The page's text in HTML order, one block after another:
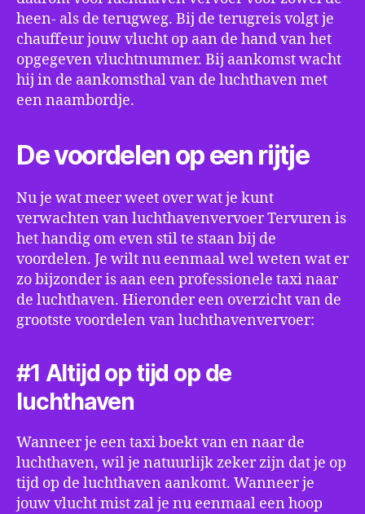
heen- als de terugweg. Bij de terugreis volgt je
chauffeur jouw vlucht op aan de hand van het
opgegeven vluchtnummer. Bij aankomst wacht
hij in de aankomsthal van de luchthaven met
een naambordje.
De voordelen op een rijtje
Nu je wat meer weet over wat je kunt
verwachten van luchthavenvervoer Tervuren is
het handig om even stil te staan bij de
voordelen. Je wilt nu eenmaal wel weten wat er
zo bijzonder is aan een professionele taxi naar
de luchthaven. Hieronder een overzicht van de
grootste voordelen van luchthavenvervoer:
#1 Altijd op tijd op de
luchthaven
Wanneer je een taxi boekt van en naar de
luchthaven, wil je natuurlijk zeker zijn dat je op
tijd op de luchthaven aankomt. Wanneer je
jouw vlucht mist zal je nu eenmaal een hoop